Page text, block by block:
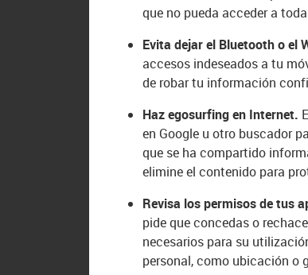
que no pueda acceder a
Evita dejar el Bluetooth o el
accesos indeseados a tu
de robar tu información
Haz egosurfing en Internet.
en Google u otro buscador
que se ha compartido
elimine el contenido para
Revisa los permisos de tus
pide que concedas o
necesarios para su
personal, como ubicación o